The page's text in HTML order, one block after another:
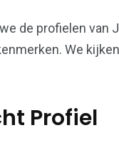
de profielen van
We
Profiel